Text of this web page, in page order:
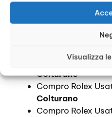
Visualizza
Compro Rolex
Colturano
Compro Rolex
Compro Rolex
Colturano
Compro Rolex
Colturano
Compro Rolex